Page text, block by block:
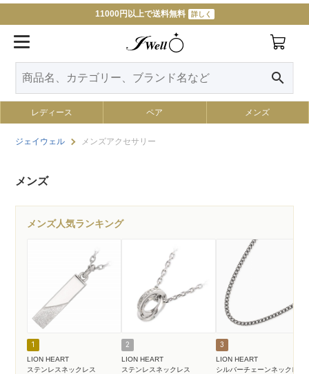
11000円以上で送料無料 詳しく
search
レディース ペア メンズ
ジェイウェル メンズアクセサリー
メンズ
メンズ人気ランキング
1
LION HEART
ステンレスネックレス
2
LION HEART
ステンレスネックレス
3
LION HEART
シルバーチェーンネックレス